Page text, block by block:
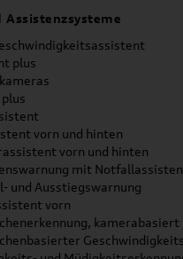
plus
vorn und hinten
vorn und hinten
mit
und Ausstiegswarnung
vorn
kamerabasiert